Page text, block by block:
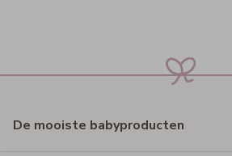
De mooiste babyproducten